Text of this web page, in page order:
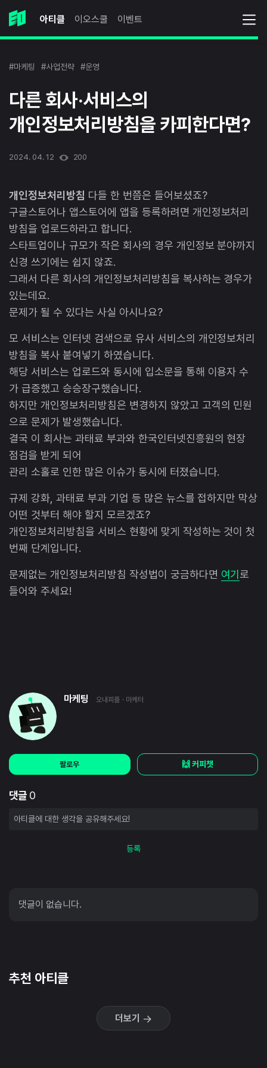
아티클 이오스쿨 이벤트
#마케팅 #사업전략 #운영
다른 회사·서비스의
개인정보처리방침을 카피한다면?
2024. 04. 12 200
개인정보처리방침 다들 한 번쯤은 들어보셨죠?
구글스토어나 앱스토어에 앱을 등록하려면 개인정보처리
방침을 업로드하라고 합니다.
스타트업이나 규모가 작은 회사의 경우 개인정보 분야까지
신경 쓰기에는 쉽지 않죠.
그래서 다른 회사의 개인정보처리방침을 복사하는 경우가
있는데요.
문제가 될 수 있다는 사실 아시나요?
모 서비스는 인터넷 검색으로 유사 서비스의 개인정보처리
방침을 복사 붙여넣기 하였습니다.
해당 서비스는 업로드와 동시에 입소문을 통해 이용자 수
가 급증했고 승승장구했습니다.
하지만 개인정보처리방침은 변경하지 않았고 고객의 민원
으로 문제가 발생했습니다.
결국 이 회사는 과태료 부과와 한국인터넷진흥원의 현장
점검을 받게 되어
관리 소홀로 인한 많은 이슈가 동시에 터졌습니다.
규제 강화, 과태료 부과 기업 등 많은 뉴스를 접하지만 막상
어떤 것부터 해야 할지 모르겠죠?
개인정보처리방침을 서비스 현황에 맞게 작성하는 것이 첫
번째 단계입니다.
문제없는 개인정보처리방침 작성법이 궁금하다면 여기로
들어와 주세요!
마케팅 오내피플 · 마케터
팔로우 🙌 커피챗
댓글 0
등록
댓글이 없습니다.
추천 아티클
더보기